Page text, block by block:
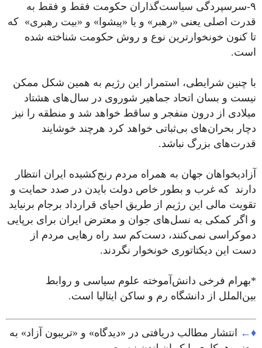
۹-سرسپردگی سیاست‌گذاران حکومت فقط و فقط به
قدرت اصلی یعنی «رهبر» و یا «پیشوا» و «بیت رهبری» که
تا کنون خونخوارترین نوع و روش حکومت شناخته شده
است.
با چنین شرایطی، استمرار این رژیم به همین شکل ممکن
نیست و بسان اتحاد جماهیر شوروی در سال‌های هشتاد
میلادی از درون منفجر و ساقط خواهد شد و منطقه را نیز
دچار بحران‌های بی‌ثباتی خواهد کرد هرچند خوشایند
قدرت‌های بزرگ نباشد.
آزادیخواهان جهان به همراه مردم رنج‌کشیده ایران انتظار
دارند که غرب و بطور خاص دولت بایدن در صدد حمایت و
تقویت مالی این رژیم از طریق احیای قرارداد برجام برنیاید
و اگر کمکی به نسل‌های جوان و معترض ایران برای برپایی
دموکراسی نمی‌کنند، دست‌‌کم سد راه رهایی مردم از
دست این دیکتاتوری خونخوار نگردند.
*بهرام فرخی دانش‌آموخته علوم سیاسی و روابط
بین‌الملل از دانشگاه رم و ساکن ایتالیا است.
♦←
انتشار مطالب دریافتی در «دیدگاه» و «تریبون آزاد» به